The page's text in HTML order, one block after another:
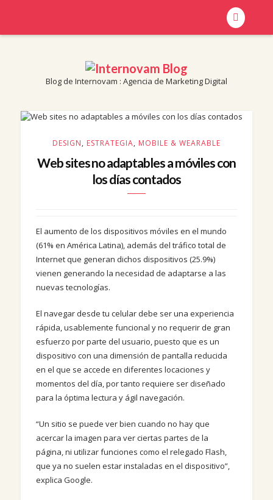
Blog de Internovam : Agencia de Marketing Digital
INTERNOVAM BLOG
DESIGN, ESTRATEGIA, MOBILE & WEARABLE
Web sites no adaptables a móviles con
los días contados
El aumento de los dispositivos móviles en el mundo
(61% en América Latina), además del tráfico total de
Internet que generan dichos dispositivos (25.9%)
vienen generando la necesidad de adaptarse a las
nuevas tecnologías.
El navegar desde tu celular debe ser una experiencia
rápida, usablemente funcional y no requerir de gran
esfuerzo por parte del usuario, puesto que es un
dispositivo con una dimensión de pantalla reducida
en el que se accede en diferentes locaciones y
momentos del día, por tanto requiere ser diseñado
para la óptima lectura y ágil navegación.
“Un sitio se puede ver bien cuando no hay que
acercar la imagen para ver ciertas partes de la
página, ni utilizar funciones como el relegado Flash,
que ya no suelen estar instaladas en el dispositivo”,
explica Google.